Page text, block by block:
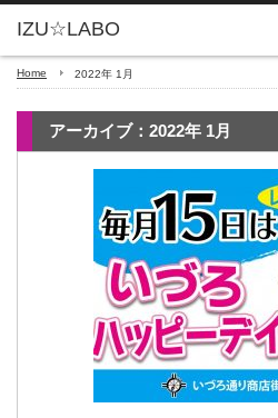
Home 2022年 1月
アーカイブ：2022年 1月